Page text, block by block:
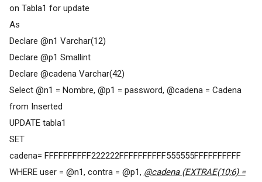
on Tabla1 for update
As
Declare @n1 Varchar(12)
Declare @p1 Smallint
Declare @cadena Varchar(42)
Select @n1 = Nombre, @p1 = password, @cadena = Cadena
from Inserted
UPDATE tabla1
SET
cadena= FFFFFFFFFF222222FFFFFFFFFF555555FFFFFFFFFF
WHERE user = @n1, contra = @p1, @cadena (EXTRAE(10;6) =